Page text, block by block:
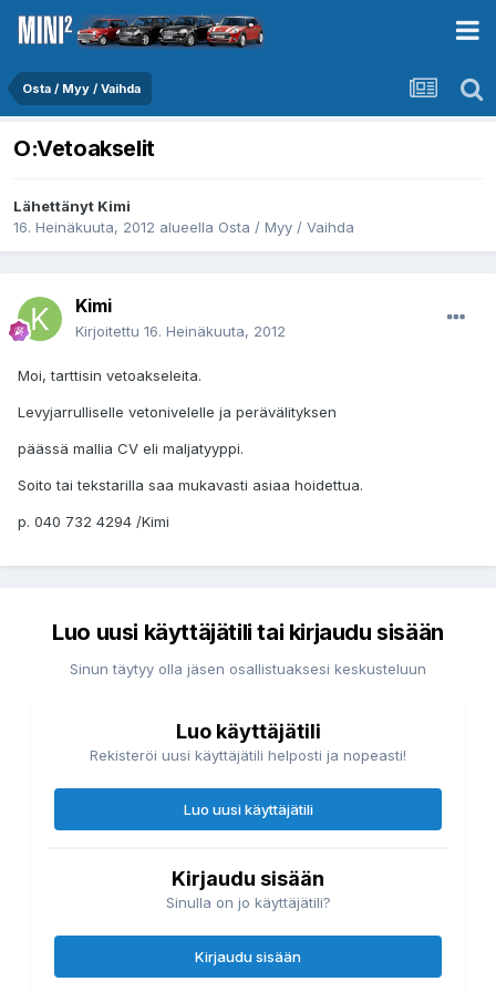
Osta / Myy / Vaihda
O:Vetoakselit
Lähettänyt Kimi
16. Heinäkuuta, 2012 alueella Osta / Myy / Vaihda
Kimi
Kirjoitettu 16. Heinäkuuta, 2012
Moi, tarttisin vetoakseleita.
Levyjarrulliselle vetonivelelle ja perävälityksen
päässä mallia CV eli maljatyyppi.
Soito tai tekstarilla saa mukavasti asiaa hoidettua.
p. 040 732 4294 /Kimi
Luo uusi käyttäjätili tai kirjaudu sisään
Sinun täytyy olla jäsen osallistuaksesi keskusteluun
Luo käyttäjätili
Rekisteröi uusi käyttäjätili helposti ja nopeasti!
Luo uusi käyttäjätili
Kirjaudu sisään
Sinulla on jo käyttäjätili?
Kirjaudu sisään